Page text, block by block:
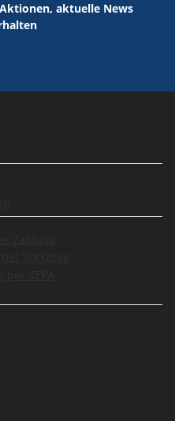
aktuelle News